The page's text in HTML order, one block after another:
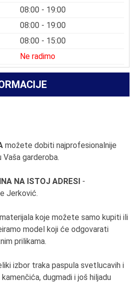
08:00 - 19:00
08:00 - 19:00
08:00 - 15:00
Ne radimo
možete dobiti najprofesionalnije
Vaša garderoba.
NA ISTOJ ADRESI -
Jerković.
koje možete samo kupiti ili
model koji će odgovarati
prilikama.
izbor traka paspula svetlucavih i
dugmadi i još hiljadu